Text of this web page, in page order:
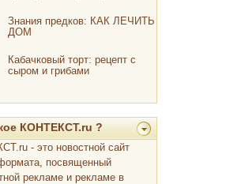
Знания предков: КАК ЛЕЧИТЬ
ДОМ
Кабачковый торт: рецепт с
сыром и грибами
КОНТЕКСТ.ru ?
- это новостной сайт
посвященный
рекламе и рекламе в